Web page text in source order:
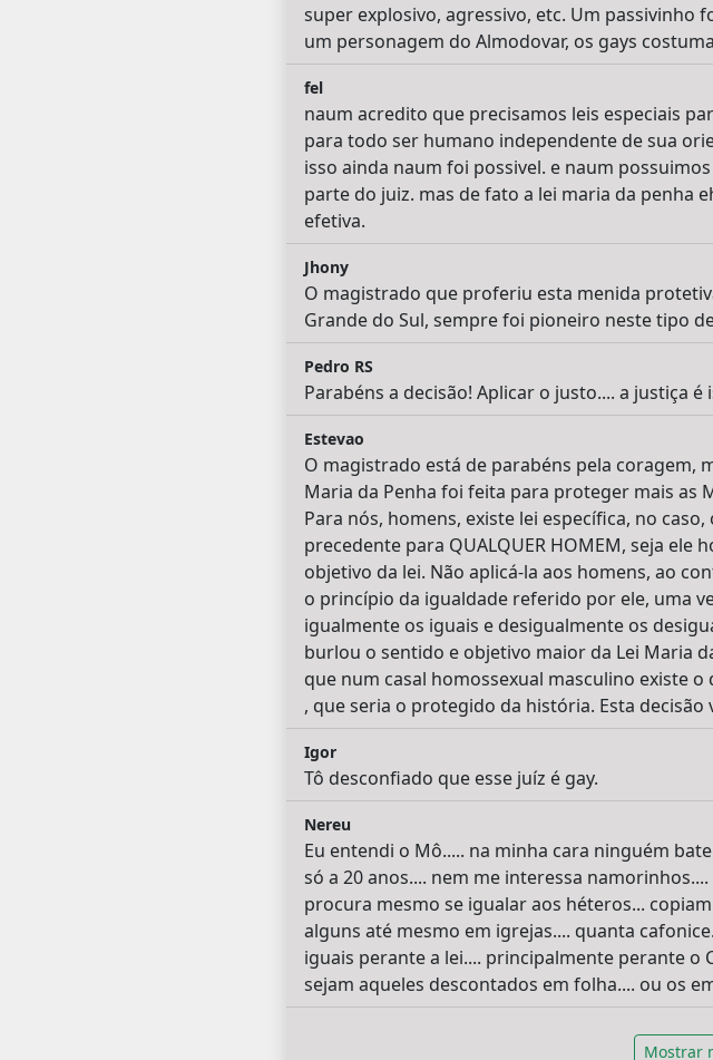
super explosivo, agressivo, etc. Um passivinho
um personagem do Almodovar, os gays
fel
naum acredito que precisamos leis especiais
para todo ser humano independente de sua
isso ainda naum foi possivel. e naum
parte do juiz. mas de fato a lei maria da penha
efetiva.
Jhony
O magistrado que proferiu esta menida
Grande do Sul, sempre foi pioneiro neste tipo
Pedro RS
Parabéns a decisão! Aplicar o justo.... a justiça
Estevao
O magistrado está de parabéns pela coragem,
Maria da Penha foi feita para proteger mais as
Para nós, homens, existe lei específica, no
precedente para QUALQUER HOMEM, seja ele
objetivo da lei. Não aplicá-la aos homens, ao
o princípio da igualdade referido por ele, uma
igualmente os iguais e desigualmente os
burlou o sentido e objetivo maior da Lei Maria
que num casal homossexual masculino existe
, que seria o protegido da história. Esta
Igor
Tô desconfiado que esse juíz é gay.
Nereu
Eu entendi o Mô..... na minha cara ninguém
só a 20 anos.... nem me interessa
procura mesmo se igualar aos héteros...
alguns até mesmo em igrejas.... quanta
iguais perante a lei.... principalmente perante o
sejam aqueles descontados em folha.... ou os
Mostrar